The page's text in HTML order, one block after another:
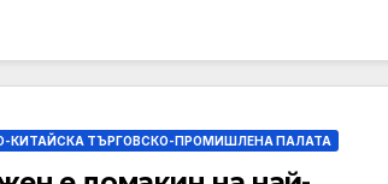
КИТАЙСКА ТЪРГОВСКО-ПРОМИШЛЕНА ПАЛАТА